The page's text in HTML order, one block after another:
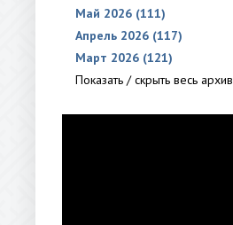
Май 2026 (111)
Апрель 2026 (117)
Март 2026 (121)
Показать / скрыть весь архив